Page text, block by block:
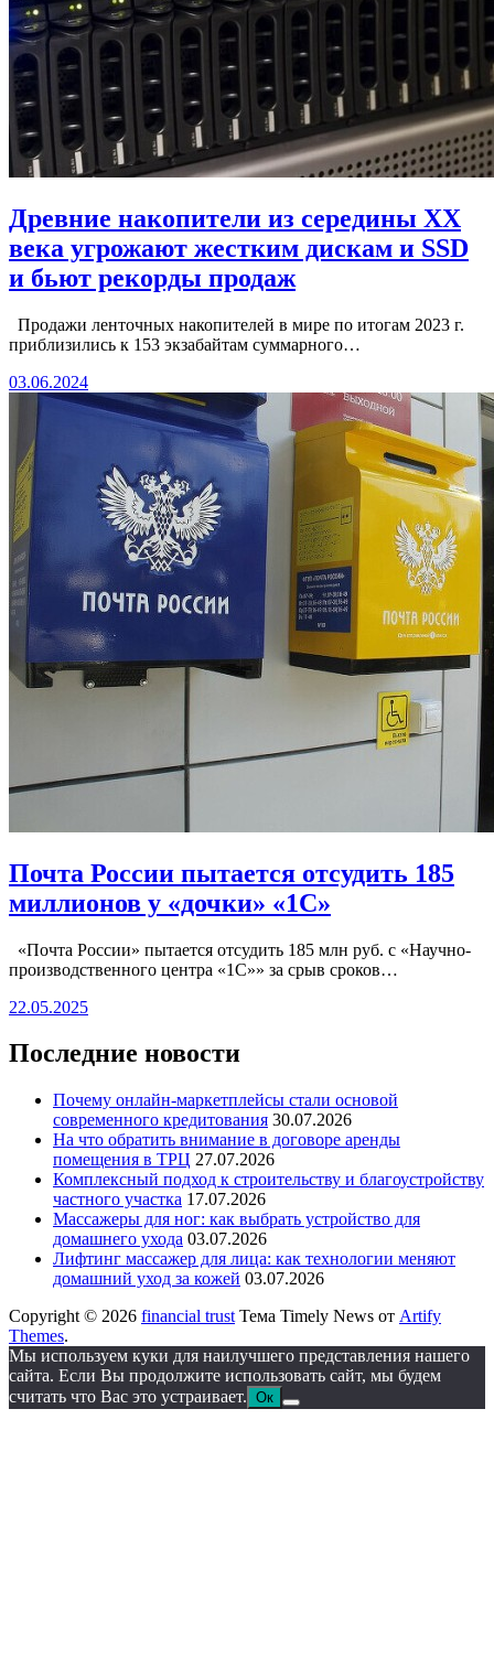
Древние накопители из середины XX
века угрожают жестким дискам и SSD
и бьют рекорды продаж
Продажи ленточных накопителей в мире по итогам 2023 г.
приблизились к 153 экзабайтам суммарного…
03.06.2024
Почта России пытается отсудить 185
миллионов у «дочки» «1С»
«Почта России» пытается отсудить 185 млн руб. с «Научно-
производственного центра «1С»» за срыв сроков…
22.05.2025
Последние новости
Почему онлайн-маркетплейсы стали основой
современного кредитования 30.07.2026
На что обратить внимание в договоре аренды
помещения в ТРЦ 27.07.2026
Комплексный подход к строительству и благоустройству
частного участка 17.07.2026
Массажеры для ног: как выбрать устройство для
домашнего ухода 03.07.2026
Лифтинг массажер для лица: как технологии меняют
домашний уход за кожей 03.07.2026
Copyright © 2026 financial trust Тема Timely News от Artify
Themes.
Мы используем куки для наилучшего представления нашего
сайта. Если Вы продолжите использовать сайт, мы будем
считать что Вас это устраивает. Ок